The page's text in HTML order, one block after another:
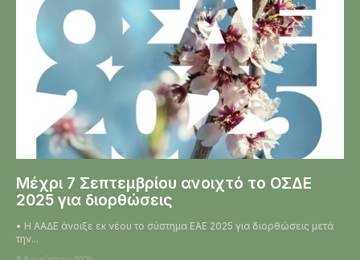
Μέχρι 7 Σεπτεμβρίου ανοιχτό το ΟΣΔΕ
2025 για διορθώσεις
• Η ΑΑΔΕ άνοιξε εκ νέου το σύστημα ΕΑΕ 2025 για διορθώσεις μετά
την...